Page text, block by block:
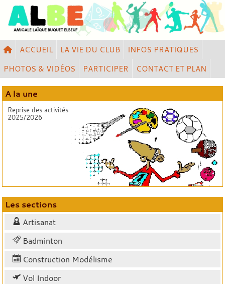
ACCUEIL LA VIE DU CLUB
INFOS PRATIQUES
PHOTOS & VIDÉOS
PARTICIPER CONTACT ET PLAN
A la une
Reprise des activités
2025/2026
Les sections
Artisanat
Badminton
Construction Modélisme
Vol Indoor
Panneau de gestion des cookies